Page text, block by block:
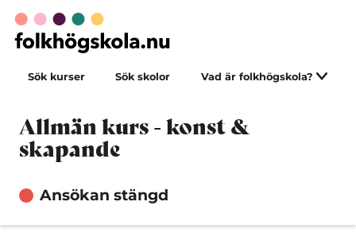
Sök kurser Sök skolor Vad är folkhögskola?
Allmän kurs - konst &
skapande
Ansökan stängd